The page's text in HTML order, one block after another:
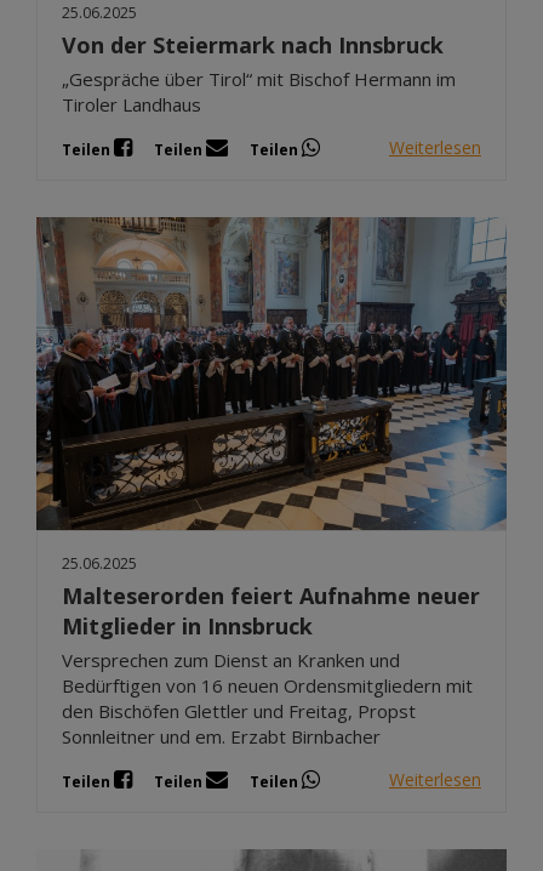
25.06.2025
Von der Steiermark nach Innsbruck
„Gespräche über Tirol“ mit Bischof Hermann im
Tiroler Landhaus
Teilen Teilen Teilen Weiterlesen
25.06.2025
Malteserorden feiert Aufnahme neuer
Mitglieder in Innsbruck
Versprechen zum Dienst an Kranken und
Bedürftigen von 16 neuen Ordensmitgliedern mit
den Bischöfen Glettler und Freitag, Propst
Sonnleitner und em. Erzabt Birnbacher
Teilen Teilen Teilen Weiterlesen